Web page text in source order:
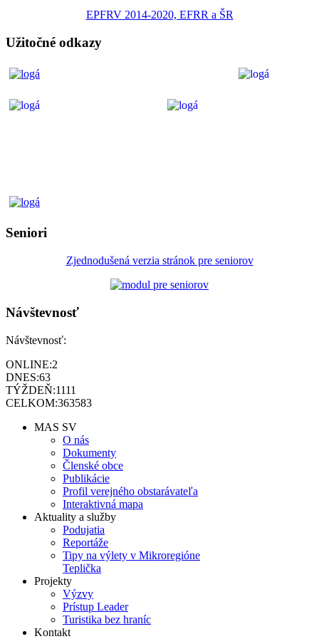
EPFRV 2014-2020, EFRR a ŠR
Užitočné odkazy
Seniori
Zjednodušená verzia stránok pre seniorov
Návštevnosť
Návštevnosť:
ONLINE:2
DNES:63
TÝŽDEŇ:1111
CELKOM:363583
MAS SV
O nás
Dokumenty
Členské obce
Publikácie
Profil verejného obstarávateľa
Interaktivná mapa
Aktuality a služby
Podujatia
Reportáže
Tipy na výlety v Mikroregióne
Teplička
Projekty
Výzvy
Prístup Leader
Turistika bez hraníc
Kontakt